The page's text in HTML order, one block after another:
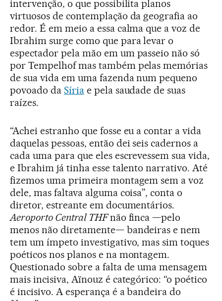
intervenção, o que possibilita planos
virtuosos de contemplação da geografia ao
redor. É em meio a essa calma que a voz de
Ibrahim surge como que para levar o
espectador pela mão em um passeio não só
por Tempelhof mas também pelas memórias
de sua vida em uma fazenda num pequeno
povoado da Síriae pela saudade de suas
raízes.
“Achei estranho que fosse eu a contar a vida
daquelas pessoas, então dei seis cadernos a
cada uma para que eles escrevessem sua vida,
e Ibrahim já tinha esse talento narrativo. Até
fizemos uma primeira montagem sem a voz
dele, mas faltava alguma coisa”, conta o
diretor, estreante em documentários.
Aeroporto Central THFnão finca —pelo
menos não diretamente— bandeiras e nem
tem um ímpeto investigativo, mas sim toques
poéticos nos planos e na montagem.
Questionado sobre a falta de uma mensagem
mais incisiva, Aïnouz é categórico: “o poético
é incisivo. A esperança é a bandeira do